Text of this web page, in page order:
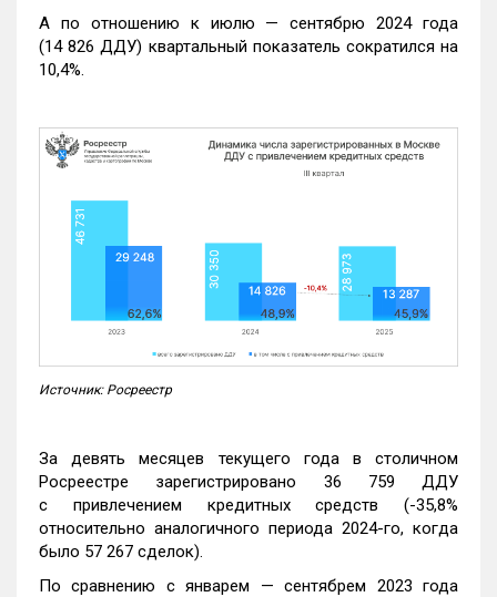
А по отношению к июлю — сентябрю 2024 года
(14 826 ДДУ) квартальный показатель сократился на
10,4%.
Источник: Росреестр
За девять месяцев текущего года в столичном
Росреестре зарегистрировано 36 759 ДДУ
с привлечением кредитных средств (-35,8%
относительно аналогичного периода 2024-го, когда
было 57 267 сделок).
По сравнению с январем — сентябрем 2023 года